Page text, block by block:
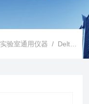
实验室通用仪器 / DeltaMyc荧光寿命成像显微镜